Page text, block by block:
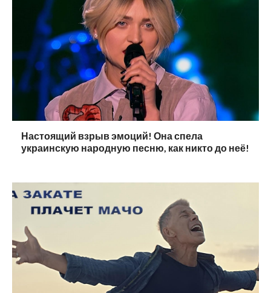
Настоящий взрыв эмоций! Она спела
украинскую народную песню, как никто до неё!